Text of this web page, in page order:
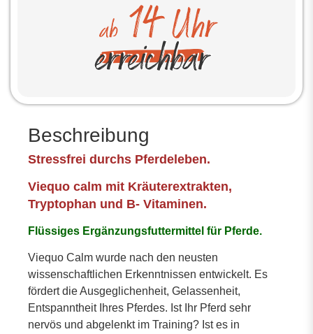
Beschreibung
Stressfrei durchs Pferdeleben.
Viequo calm mit Kräuterextrakten,
Tryptophan und B- Vitaminen.
Flüssiges Ergänzungsfuttermittel für Pferde.
Viequo Calm wurde nach den neusten
wissenschaftlichen Erkenntnissen entwickelt. Es
fördert die Ausgeglichenheit, Gelassenheit,
Entspanntheit Ihres Pferdes. Ist Ihr Pferd sehr
nervös und abgelenkt im Training? Ist es in